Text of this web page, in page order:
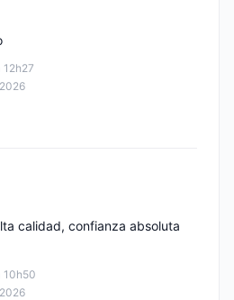
10h50
calidad, confianza absoluta